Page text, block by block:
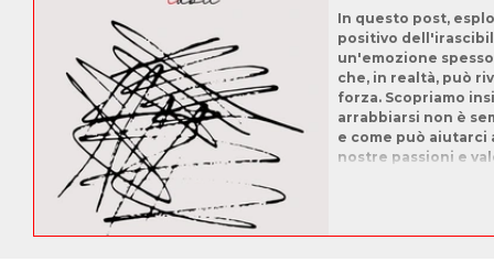
In questo post,
positivo
un'emozione
che, in realtà, può
forza. Scopriamo
arrabbiarsi non è
e come può aiutarci
nostre passioni e